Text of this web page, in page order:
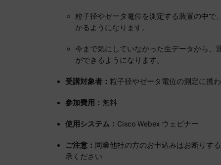
粒子径やゼータ電位を測定する装置の中で
かるようになります。
今まで気にしていなかった生データから、
ができるようになります。
受講対象者： 粒子径やゼータ電位の測定に携
参加費用： 無料
使用システム： Cisco Webex ウェビナー
ご注意： 同業他社の方のお申込みはお断りす
承ください